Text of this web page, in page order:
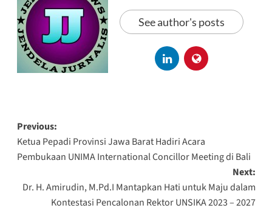
See author's posts
Previous:
Ketua Pepadi Provinsi Jawa Barat Hadiri Acara
Pembukaan UNIMA International Concillor Meeting di Bali
Next:
Dr. H. Amirudin, M.Pd.I Mantapkan Hati untuk Maju dalam
Kontestasi Pencalonan Rektor UNSIKA 2023 – 2027